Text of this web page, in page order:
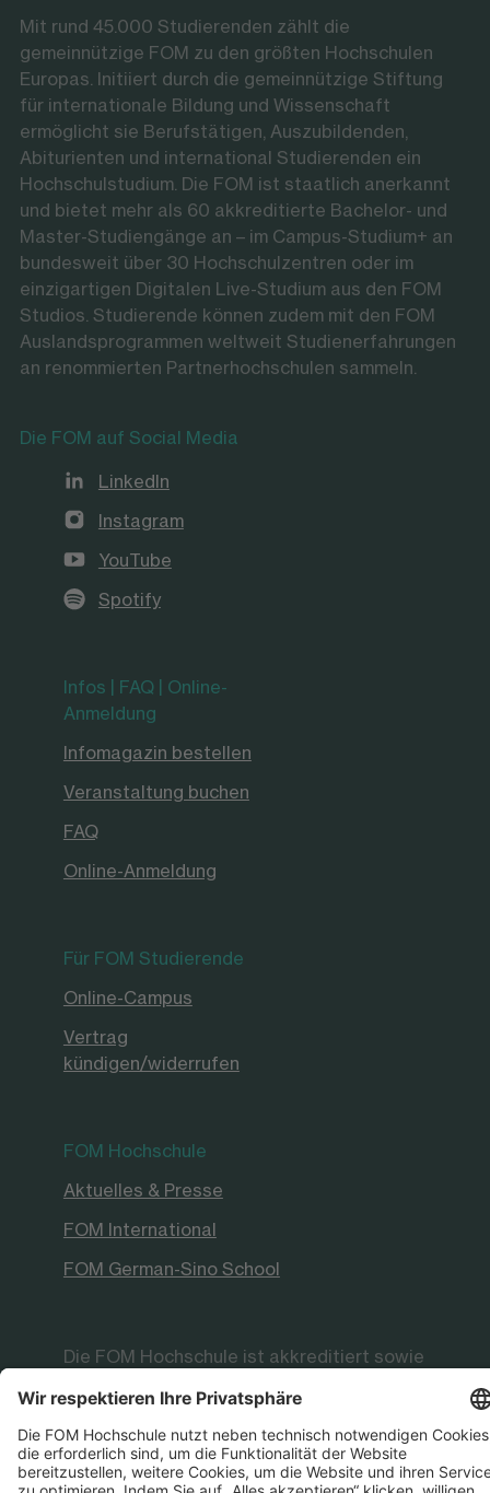
Mit rund 45.000 Studierenden zählt die
gemeinnützige FOM zu den größten Hochschulen
Europas. Initiiert durch die gemeinnützige Stiftung
für internationale Bildung und Wissenschaft
ermöglicht sie Berufstätigen, Auszubildenden,
Abiturienten und international Studierenden ein
Hochschulstudium. Die FOM ist staatlich anerkannt
und bietet mehr als 60 akkreditierte Bachelor- und
Master-Studiengänge an – im Campus-Studium+ an
bundesweit über 30 Hochschulzentren oder im
einzigartigen Digitalen Live-Studium aus den FOM
Studios. Studierende können zudem mit den FOM
Auslandsprogrammen weltweit Studienerfahrungen
an renommierten Partnerhochschulen sammeln.
Die FOM auf Social Media
LinkedIn
Instagram
YouTube
Spotify
Infos | FAQ | Online-
Anmeldung
Infomagazin bestellen
Veranstaltung buchen
FAQ
Online-Anmeldung
Für FOM Studierende
Online-Campus
Vertrag
kündigen/widerrufen
FOM Hochschule
Aktuelles & Presse
FOM International
FOM German-Sino School
Die FOM Hochschule ist akkreditiert sowie